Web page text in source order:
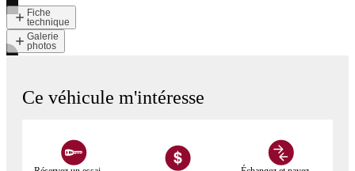
Fiche
technique
Galerie
photos
Ce véhicule m'intéresse